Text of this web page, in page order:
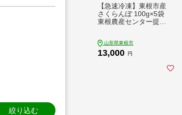
絞り込む
【急速冷凍】東根市産
さくらんぼ 100g×5袋
東根農産センター提供
山形県東根市
13,000 円